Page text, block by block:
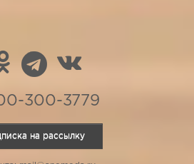
300-3779
на рассылку